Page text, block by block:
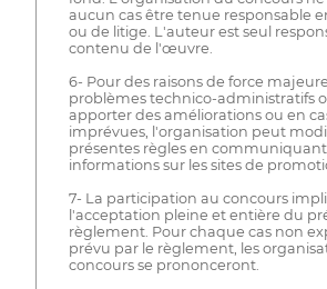
aucun cas être tenue responsable
ou de litige. L'auteur est seul
contenu de l'œuvre.
6- Pour des raisons de force
problèmes technico-administratifs
apporter des améliorations ou en
imprévues, l'organisation peut
présentes règles en
informations sur les sites de
7- La participation au concours
l'acceptation pleine et entière du
règlement. Pour chaque cas non
prévu par le règlement, les
concours se prononceront.